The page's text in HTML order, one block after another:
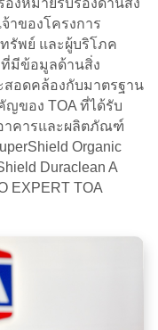
าของโครงการ
รัพย์ และผู้บริโภค
ที่มีข้อมูลด้านสิ่ง
สอดคล้องกับมาตรฐาน
ของ TOA ที่ได้รับ
าคารและผลิตภัณฑ์
Organic
Duraclean A
EXPERT TOA